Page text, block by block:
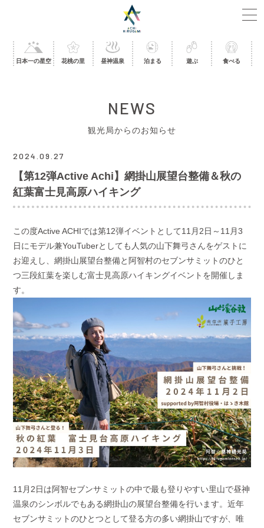
日本一の星空 花桃の里 昼神温泉 泊まる 遊ぶ 食べる
NEWS
観光局からのお知らせ
2024.09.27
【第12弾Active Achi】網掛山展望台整備＆秋の
紅葉富士見高原ハイキング
この度Active ACHIでは第12弾イベントとして11 月 2日～ 11 月3
日にモデル兼YouTuberとしても人気の山下舞弓さんをゲストに
お迎えし、網掛山展望台整備と阿智村のセブンサミットのひと
つ三段紅葉を楽しむ富士見高原ハイキングイベントを開催しま
す。
11月 2日は阿智セブンサミットの中で最も登りやすい里山で昼神
温泉のシンボルでもある網掛山の展望台整備を行います。近年
セブンサミットのひとつとして登る方の多い網掛山ですが、唯